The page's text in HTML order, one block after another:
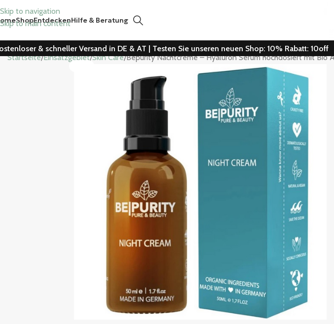
Skip to navigation
Skip to main content
ShopEntdeckenHilfe & Beratung
& schneller Versand in DE & AT | Testen Sie unseren neuen Shop: 10% Rabatt: 10off
Startseite Einsatzgebiet Skin Care Bepurity Nachtcreme – Hyaluron Serum hochdosiert mit Bio